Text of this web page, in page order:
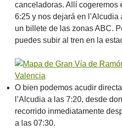
canceladoras. Allí cogeremos
6:25 y nos dejará en
un billete de las zonas ABC.
puedes subir al tren en la
O bien podemos acudir
l’Alcudia a las 7:20, desde
recorrido inmediatamente
a las 07:30.